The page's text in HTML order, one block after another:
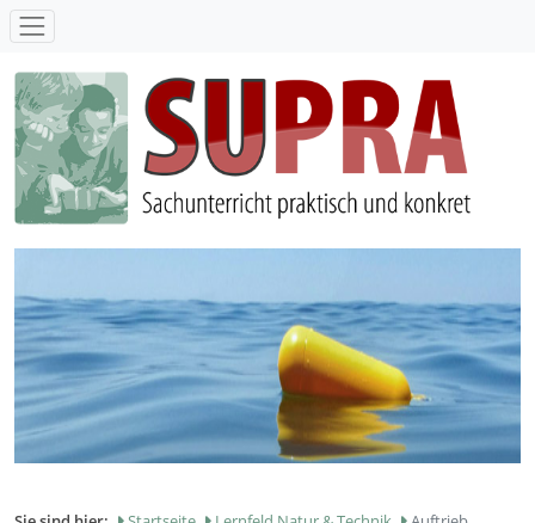
SUPRA - Sachunterricht praktisch und konkret